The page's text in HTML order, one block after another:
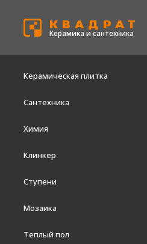
КВАДРАТ
Керамика и сантехника
Керамическая плитка
Сантехника
Химия
Клинкер
Ступени
Мозаика
Теплый пол